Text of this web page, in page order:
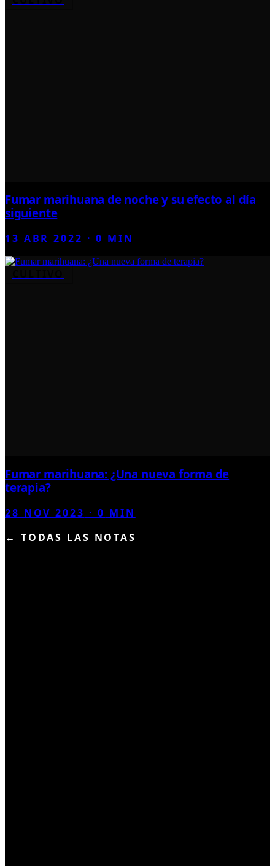
Fumar marihuana de noche y su efecto al día
siguiente
13 ABR 2022 ·0 MIN
Fumar marihuana: ¿Una nueva forma de
terapia?
28 NOV 2023 ·0 MIN
← TODAS LAS NOTAS